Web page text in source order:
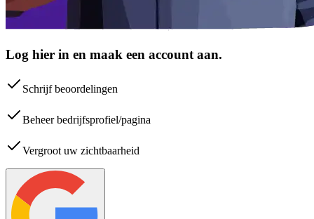
Log hier in en maak een account aan.
Schrijf beoordelingen
Beheer bedrijfsprofiel/pagina
Vergroot uw zichtbaarheid